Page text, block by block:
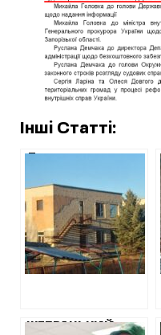
Інші Статті:
Дитсадок у
на 20 мільйонів
ЖЕБРАЦЬКИЙ